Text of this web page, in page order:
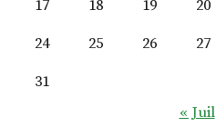
17
18 19 20
24
25 26 27
31
« Juil